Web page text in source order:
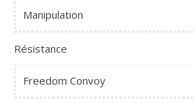
Manipulation
Résistance
Freedom Convoy